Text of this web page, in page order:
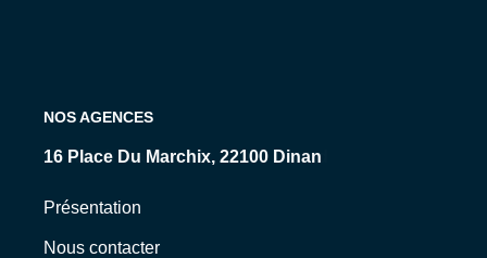
NOS AGENCES
15 Rue Levavasseur, 35800 Dinard
Présentation
Nous contacter